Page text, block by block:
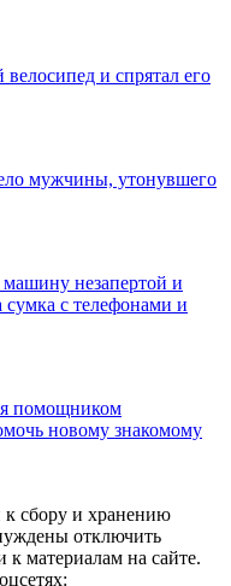
и спрятал его
мужчины, утонувшего
машину незапертой и
сумка с телефонами и
помощником
новому знакомому
к сбору и хранению
отключить
к материалам на сайте.